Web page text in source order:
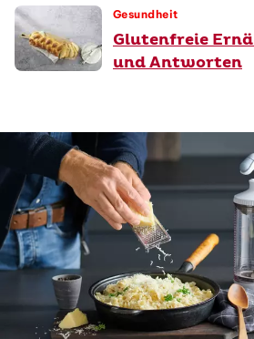
Gesundheit
Glutenfreie
und Antworten